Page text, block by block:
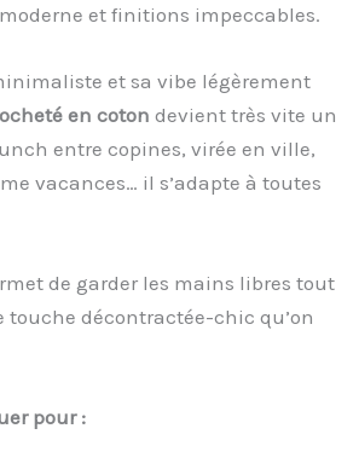
et finitions impeccables.
et sa vibe légèrement
en coton devient très vite un
entre copines, virée en ville,
vacances… il s’adapte à toutes
de garder les mains libres tout
décontractée-chic qu’on
pour :